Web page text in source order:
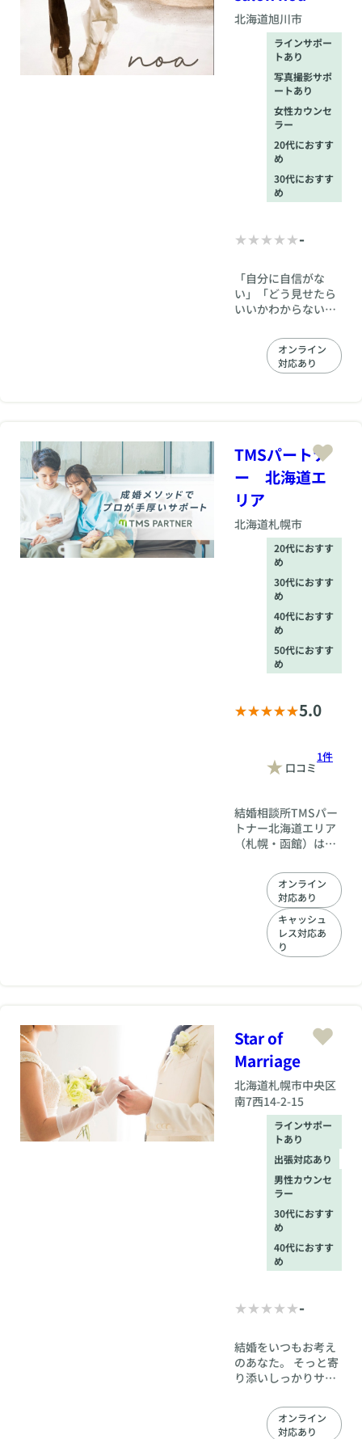
北海道旭川市
ラインサポー
トあり
写真撮影サポ
ートあり
女性カウンセ
ラー
20代におすす
め
30代におすす
め
-
「自分に自信がな
い」「どう見せたら
いいかわからない」
ている方へ。 noaで
は、ブライダル経験
のある美容師カウン
出し、“選ばれる自
分”へと変わるサポー
トを行っています。
プロフィール写真の
ヘアメイクはもちろ
ん、撮影時の見せ方
や雰囲気づくり、服
装のバランスまでト
ータルでサポート。
さらに、お見合いや
大切なデートの前に
も、一人一人に合っ
たスタイルをご提案
し、自信を持って一
歩を踏み出せる状態
へと整えます。 外見
気持ちにも余裕が生
ようになります。無
理に自分を作り込む
ら整える」ことを大
切にしています。
「頑張る婚活」では
いられる婚活」を一
緒に始めてみません
オンライン
対応あり
TMSパートナ
ー 北海道エ
リア
北海道札幌市
20代におすす
め
30代におすす
め
40代におすす
め
50代におすす
め
5.0
口コミ
1件
結婚相談所TMSパー
トナー北海道エリア
（札幌・函館）は、
に考え、入会から婚
約に至るまで、フル
サポート。20代30代
40代50代の方におす
すめの結婚相談所で
す。お客様を成婚ま
オンライン
対応あり
キャッシュ
レス対応あ
り
Star of
Marriage
北海道札幌市中央区
南7西14-2-15
ラインサポー
トあり
出張対応あり
男性カウンセ
ラー
30代におすす
め
40代におすす
め
-
結婚をいつもお考え
のあなた。 そっと寄
り添いしっかりサポ
オンライン
対応あり